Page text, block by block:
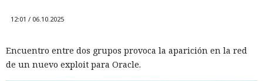
12:01 / 06.10.2025
Encuentro entre dos grupos provoca la aparición en la red
de un nuevo exploit para Oracle.